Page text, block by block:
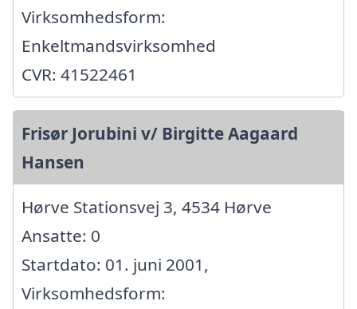
Virksomhedsform:
Enkeltmandsvirksomhed
CVR: 41522461
Frisør Jorubini v/ Birgitte Aagaard
Hansen
Hørve Stationsvej 3, 4534 Hørve
Ansatte: 0
Startdato: 01. juni 2001,
Virksomhedsform: